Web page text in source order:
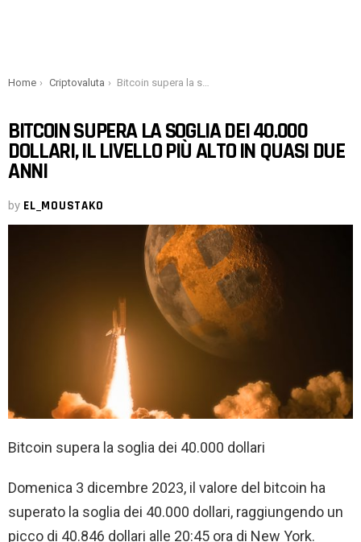
You are here:
Home Criptovaluta Bitcoin supera la soglia dei 40.000 dollari, il livello più alto in quasi due anni
BITCOIN SUPERA LA SOGLIA DEI 40.000
DOLLARI, IL LIVELLO PIÙ ALTO IN QUASI DUE
ANNI
by EL_MOUSTAKO
Bitcoin supera la soglia dei 40.000 dollari
Domenica 3 dicembre 2023, il valore del bitcoin ha
superato la soglia dei 40.000 dollari, raggiungendo un
picco di 40.846 dollari alle 20:45 ora di New York.